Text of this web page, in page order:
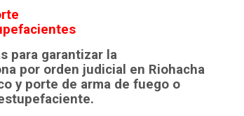
para garantizar la
por orden judicial en Riohacha
y porte de arma de fuego o